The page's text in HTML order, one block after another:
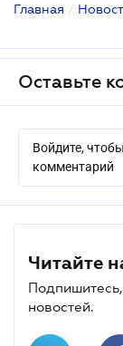
Главная /
Оставьте
Войдите,
комментарий
Читайте
новостей.